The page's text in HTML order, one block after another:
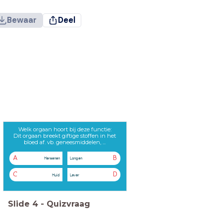
Bewaar Deel
Welk orgaan hoort bij deze functie:
Dit orgaan breekt giftige stoffen in het
bloed af. vb. geneesmiddelen, ...
A Hersenen B
Longen
C Huid D
Lever
Slide 4 - Quizvraag